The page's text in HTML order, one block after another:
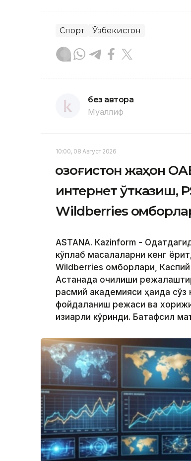
Спорт Ўзбекистон
без автора
Муаллиф
10:00, 08 Август 2026
Қозоғистон жаҳон
интернет ўтказиш,
Wildberries
ASTANА. Кazinform -
кўплаб масалаларни кенг
Wildberries омборлари,
Астанада очилиши
расмий академияси ҳақида
фойдаланиш режаси ва
қизиқарли кўринди. Батафсил